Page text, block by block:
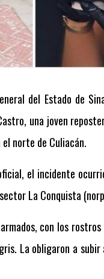
del Estado de
una joven
norte de Culiacán.
el incidente
La Conquista
con los
La obligaron a